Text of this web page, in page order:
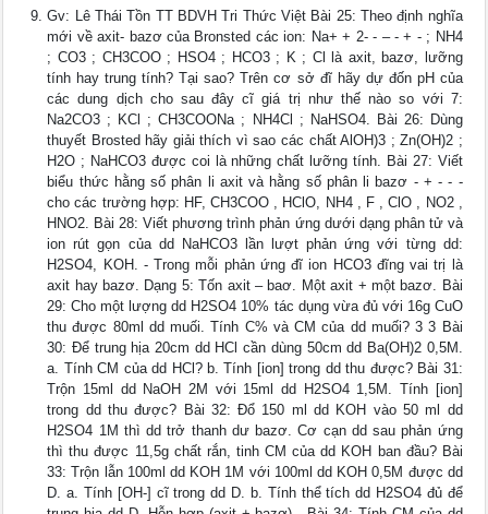
Gv: Lê Thái Tồn TT BDVH Tri Thức Việt Bài 25: Theo định nghĩa
mới về axit- bazơ của Bronsted các ion: Na+ + 2- - – - + - ; NH4
; CO3 ; CH3COO ; HSO4 ; HCO3 ; K ; Cl là axit, bazơ, lưỡng
tính hay trung tính? Tại sao? Trên cơ sở đĩ hãy dự đốn pH của
các dung dịch cho sau đây cĩ giá trị như thế nào so với 7:
Na2CO3 ; KCl ; CH3COONa ; NH4Cl ; NaHSO4. Bài 26: Dùng
thuyết Brosted hãy giải thích vì sao các chất AlOH)3 ; Zn(OH)2 ;
H2O ; NaHCO3 được coi là những chất lưỡng tính. Bài 27: Viết
biểu thức hằng số phân li axit và hằng số phân li bazơ - + - - -
cho các trường hợp: HF, CH3COO , HClO, NH4 , F , ClO , NO2 ,
HNO2. Bài 28: Viết phương trình phản ứng dưới dạng phân tử và
ion rút gọn của dd NaHCO3 lần lượt phản ứng với từng dd:
H2SO4, KOH. - Trong mỗi phản ứng đĩ ion HCO3 đĩng vai trị là
axit hay bazơ. Dạng 5: Tốn axit – baơ. Một axit + một bazơ. Bài
29: Cho một lượng dd H2SO4 10% tác dụng vừa đủ với 16g CuO
thu được 80ml dd muối. Tính C% và CM của dd muối? 3 3 Bài
30: Để trung hịa 20cm dd HCl cần dùng 50cm dd Ba(OH)2 0,5M.
a. Tính CM của dd HCl? b. Tính [ion] trong dd thu được? Bài 31:
Trộn 15ml dd NaOH 2M với 15ml dd H2SO4 1,5M. Tính [ion]
trong dd thu được? Bài 32: Đổ 150 ml dd KOH vào 50 ml dd
H2SO4 1M thì dd trở thanh dư bazơ. Cơ cạn dd sau phản ứng
thì thu được 11,5g chất rắn, tinh CM của dd KOH ban đầu? Bài
33: Trộn lẫn 100ml dd KOH 1M với 100ml dd KOH 0,5M được dd
D. a. Tính [OH-] cĩ trong dd D. b. Tính thể tích dd H2SO4 đủ để